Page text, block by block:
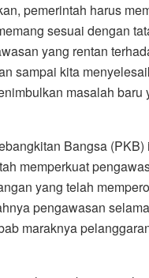
pemerintah harus
sesuai dengan
yang rentan
sampai kita
masalah baru
Bangsa (PKB)
memperkuat
yang telah
pengawasan
maraknya